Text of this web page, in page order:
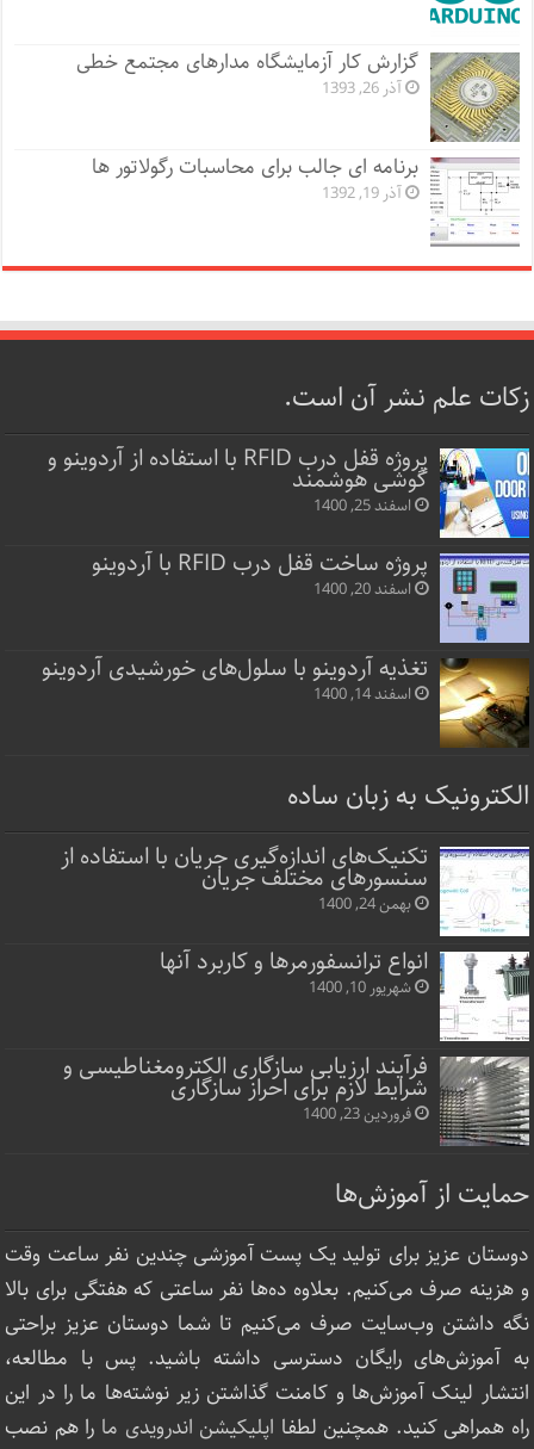
گزارش کار آزمایشگاه مدارهای مجتمع خطی
آذر 26, 1393
برنامه ای جالب برای محاسبات رگولاتور ها
آذر 19, 1392
زکات علم نشر آن است.
پروژه قفل‌ درب RFID با استفاده از آردوینو و
گوشی هوشمند
اسفند 25, 1400
پروژه ساخت قفل‌ درب RFID با آردوینو
اسفند 20, 1400
تغذیه آردوینو با سلول‌های خورشیدی آردوینو
اسفند 14, 1400
الکترونیک به زبان ساده
تکنیک‌های اندازه‌گیری جریان با استفاده از
سنسورهای مختلف جریان
بهمن 24, 1400
انواع ترانسفورمرها و کاربرد آنها
شهریور 10, 1400
فرآیند ارزیابی سازگاری الکترومغناطیسی و
شرایط لازم برای احراز سازگاری
فروردین 23, 1400
حمایت از آموزش‌ها
دوستان عزیز برای تولید یک پست آموزشی چندین نفر ساعت‌ وقت
و هزینه صرف می‌کنیم. بعلاوه ده‌ها نفر ساعتی که هفتگی برای بالا
نگه داشتن وب‌سایت صرف ‌می‌کنیم تا شما دوستان عزیز براحتی
به آموزش‌های رایگان دسترسی داشته باشید. پس با مطالعه،
انتشار لینک‌ آموزش‌ها و کامنت گذاشتن زیر نوشته‌‌ها ما را در این
راه همراهی کنید. همچنین لطفا اپلیکیشن اندرویدی ما را هم نصب